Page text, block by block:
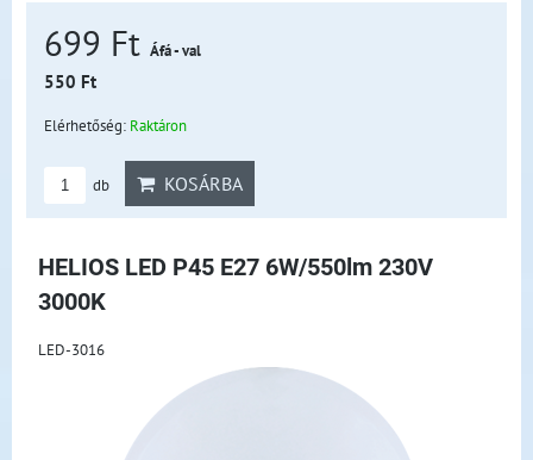
699 Ft Áfá - val
550 Ft
Elérhetőség: Raktáron
db KOSÁRBA
HELIOS LED P45 E27 6W/550lm 230V
3000K
LED-3016